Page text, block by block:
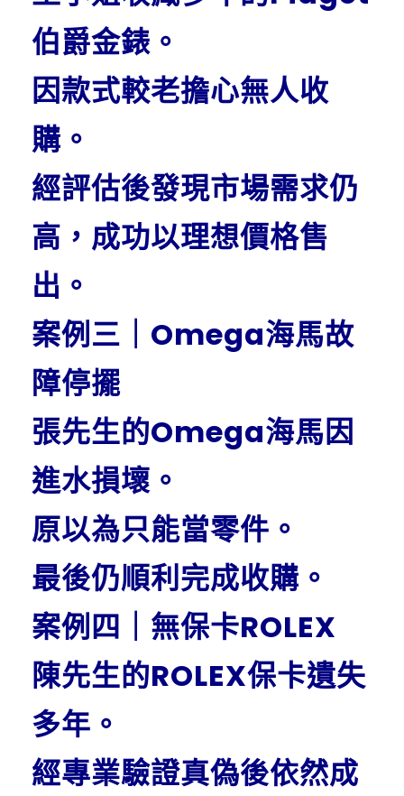
伯爵金錶。
因款式較老擔心無人收
購。
經評估後發現市場需求仍
高，成功以理想價格售
出。
案例三｜Omega海馬故
障停擺
張先生的Omega海馬因
進水損壞。
原以為只能當零件。
最後仍順利完成收購。
案例四｜無保卡ROLEX
陳先生的ROLEX保卡遺失
多年。
經專業驗證真偽後依然成